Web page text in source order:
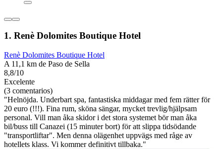
1. Renè Dolomites Boutique Hotel
Renè Dolomites Boutique Hotel
A 11,1 km de Paso de Sella
8,8/10
Excelente
(3 comentarios)
"Helnöjda. Underbart spa, fantastiska middagar med fem rätter för
20 euro (!!!). Fina rum, sköna sängar, mycket trevlig/hjälpsam
personal. Vill man åka skidor i det stora systemet bör man åka
bil/buss till Canazei (15 minuter bort) för att slippa tidsödande
"transportliftar". Men denna olägenhet uppvägs med råge av
hotellets klass. Vi kommer definitivt tillbaka."